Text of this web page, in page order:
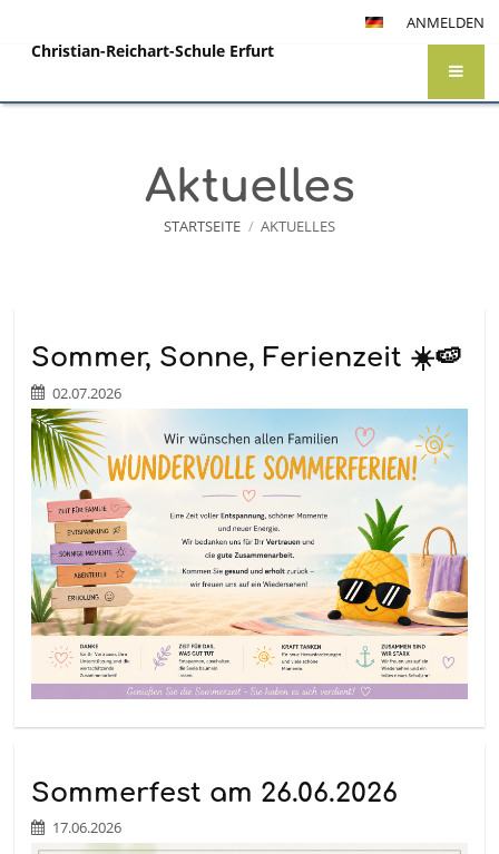
ANMELDEN
Christian-Reichart-Schule Erfurt
Aktuelles
STARTSEITE / AKTUELLES
Sommer, Sonne, Ferienzeit ☀️🍉
02.07.2026
Sommerfest am 26.06.2026
17.06.2026